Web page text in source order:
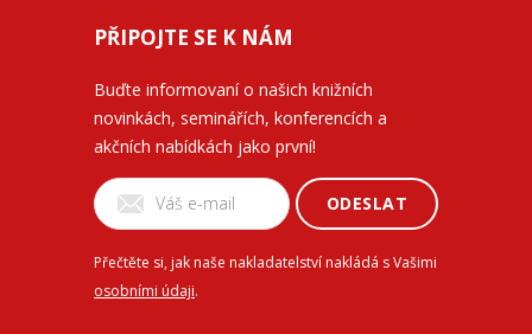
PŘIPOJTE SE K NÁM
Buďte informovaní o našich knižních
novinkách, seminářích, konferencích a
akčních nabídkách jako první!
ODESLAT
Přečtěte si, jak naše nakladatelství nakládá s Vašimi
osobními údaji.